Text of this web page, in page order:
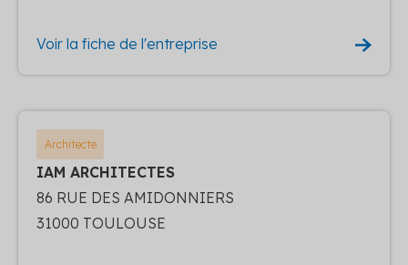
Voir la fiche de l'entreprise
Architecte
IAM ARCHITECTES
86 RUE DES AMIDONNIERS
31000 TOULOUSE